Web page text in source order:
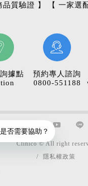
品質驗證 】 【 一家選
據點
預約專人諮詢
0800-551188
Clinico © All right
/
隱私權政策